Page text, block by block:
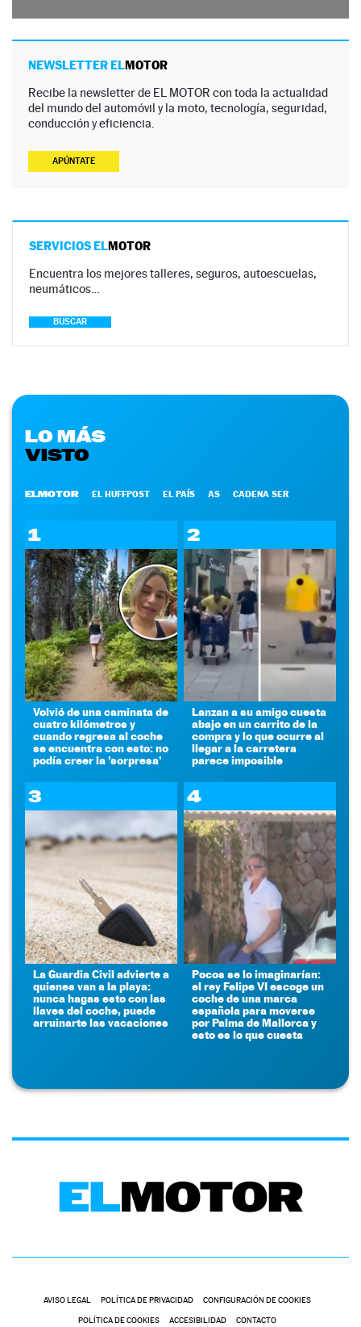
NEWSLETTER ELMOTOR
Recibe la newsletter de EL MOTOR con toda la actualidad
del mundo del automóvil y la moto, tecnología, seguridad,
conducción y eficiencia.
APÚNTATE
SERVICIOS ELMOTOR
Encuentra los mejores talleres, seguros, autoescuelas,
neumáticos…
BUSCAR
LO MÁS
VISTO
ELMOTOR EL HUFFPOST EL PAÍS AS CADENA SER
1
Volvió de una caminata de
cuatro kilómetros y
cuando regresa al coche
se encuentra con esto: no
podía creer la 'sorpresa'
2
Lanzan a su amigo cuesta
abajo en un carrito de la
compra y lo que ocurre al
llegar a la carretera
parece imposible
3
La Guardia Civil advierte a
quienes van a la playa:
nunca hagas esto con las
llaves del coche, puede
arruinarte las vacaciones
4
Pocos se lo imaginarían:
el rey Felipe VI escoge un
coche de una marca
española para moverse
por Palma de Mallorca y
esto es lo que cuesta
AVISO LEGAL POLÍTICA DE PRIVACIDAD CONFIGURACIÓN DE COOKIES
POLÍTICA DE COOKIES ACCESIBILIDAD CONTACTO